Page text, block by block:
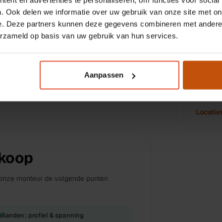
Ook delen we informatie over uw gebruik van onze site met
Deze partners kunnen deze gegevens combineren met
op basis van uw gebruik van hun services.
Aanpassen
TYPE RIT
Stadsfiets
monteur de volgende punten
Banden: profiel & spanning
Loop